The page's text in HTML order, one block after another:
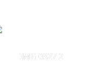
IMG 0327 2